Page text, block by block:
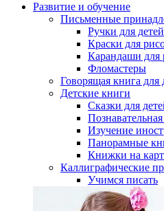
Развитие и обучение
Письменные
Ручки для детей
Краски для
Карандаши для
Фломастеры
Говорящая книга для
Детские книги
Сказки для
Изучение
Панорамные
Книжки на
Каллиграфические
Учимся писать